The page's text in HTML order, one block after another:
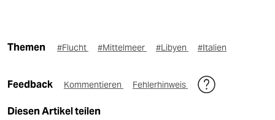
Themen #Flucht #Mittelmeer #Libyen #Italien
Feedback Kommentieren Fehlerhinweis
Diesen Artikel teilen